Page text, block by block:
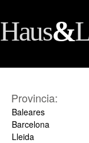
Haus&
Provincia:
Baleares
Barcelona
Lleida